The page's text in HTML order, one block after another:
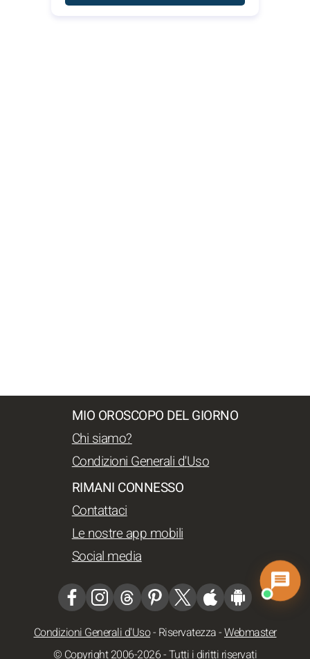
MIO OROSCOPO DEL GIORNO
Chi siamo?
Condizioni Generali d'Uso
RIMANI CONNESSO
Contattaci
Le nostre app mobili
Social media
Condizioni Generali d'Uso- Riservatezza-Webmaster
© Copyright 2006-2026 - Tutti i diritti riservati